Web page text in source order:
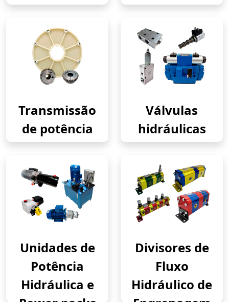
Transmissão
de potência
Válvulas
hidráulicas
Unidades de
Potência
Hidráulica e
Divisores de
Fluxo
Hidráulico de